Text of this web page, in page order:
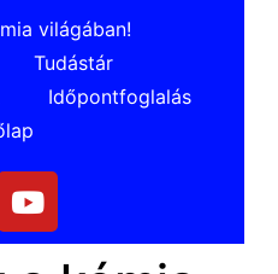
világában!
Tudástár
Időpontfoglalás